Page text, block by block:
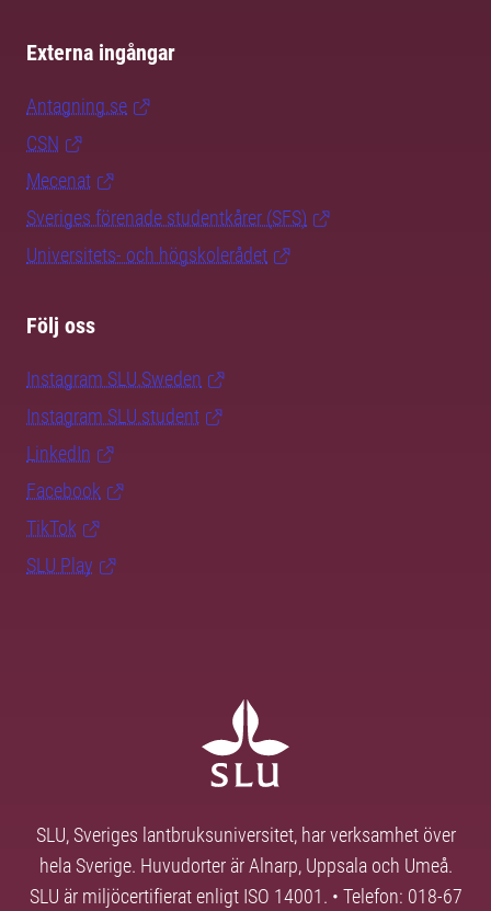
Externa ingångar
Antagning.se
CSN
Mecenat
Sveriges förenade studentkårer (SFS)
Universitets- och högskolerådet
Följ oss
Instagram SLU.Sweden
Instagram SLU.student
LinkedIn
Facebook
TikTok
SLU Play
SLU, Sveriges lantbruksuniversitet, har verksamhet över
hela Sverige. Huvudorter är Alnarp, Uppsala och Umeå.
SLU är miljöcertifierat enligt ISO 14001. • Telefon: 018-67